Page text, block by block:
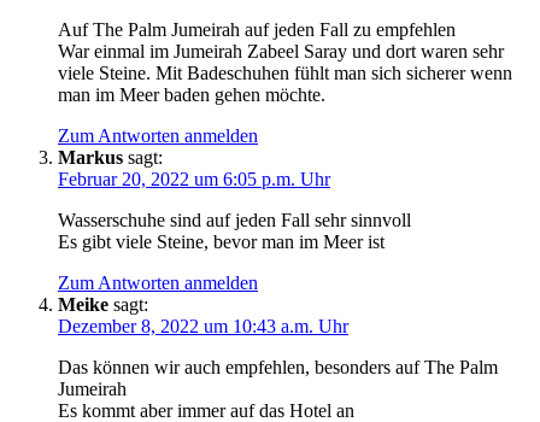
Auf The Palm Jumeirah auf jeden Fall zu empfehlen
War einmal im Jumeirah Zabeel Saray und dort waren sehr
viele Steine. Mit Badeschuhen fühlt man sich sicherer wenn
man im Meer baden gehen möchte.
Zum Antworten anmelden
Markus sagt:
Februar 20, 2022 um 6:05 p.m. Uhr
Wasserschuhe sind auf jeden Fall sehr sinnvoll
Es gibt viele Steine, bevor man im Meer ist
Zum Antworten anmelden
Meike sagt:
Dezember 8, 2022 um 10:43 a.m. Uhr
Das können wir auch empfehlen, besonders auf The Palm
Jumeirah
Es kommt aber immer auf das Hotel an